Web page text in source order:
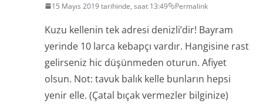
15 Mayıs 2019 tarihinde, saat 13:49 Permalink
Kuzu kellenin tek adresi denizli’dir! Bayram
yerinde 10 larca kebapçı vardır. Hangisine rast
gelirseniz hic düşünmeden oturun. Afiyet
olsun. Not: tavuk balık kelle bunların hepsi
yenir elle. (Çatal bıçak vermezler bilginize)